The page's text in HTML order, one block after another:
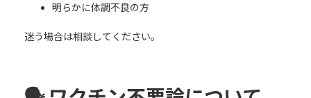
明らかに体調不良の方
迷う場合は相談してください。